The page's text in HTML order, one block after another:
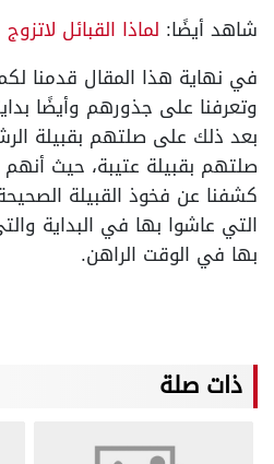
شاهد أيضًا: لماذا القبائل
في نهاية هذا المقال قدمنا
وتعرفنا على جذورهم وأيضًا
بعد ذلك على صلتهم بقبيلة
صلتهم بقبيلة عتيبة، حيث أنهم
كشفنا عن فخوذ القبيلة
التي عاشوا بها في البداية
بها في الوقت الراهن.
ذات صلة